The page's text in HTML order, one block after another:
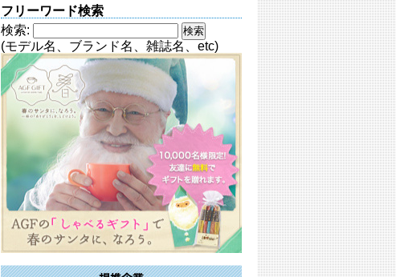
フリーワード検索
検索:
(モデル名、ブランド名、雑誌名、etc)